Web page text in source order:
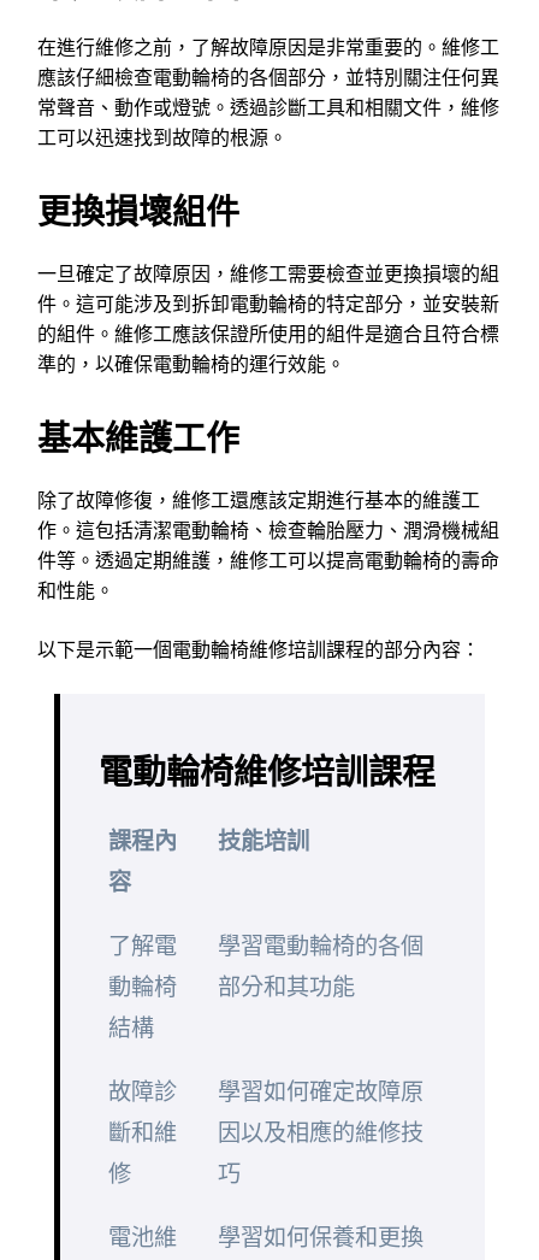
在進行維修之前，了解故障原因是非常重要的。維修工
應該仔細檢查電動輪椅的各個部分，並特別關注任何異
常聲音、動作或燈號。透過診斷工具和相關文件，維修
工可以迅速找到故障的根源。
更換損壞組件
一旦確定了故障原因，維修工需要檢查並更換損壞的組
件。這可能涉及到拆卸電動輪椅的特定部分，並安裝新
的組件。維修工應該保證所使用的組件是適合且符合標
準的，以確保電動輪椅的運行效能。
基本維護工作
除了故障修復，維修工還應該定期進行基本的維護工
作。這包括清潔電動輪椅、檢查輪胎壓力、潤滑機械組
件等。透過定期維護，維修工可以提高電動輪椅的壽命
和性能。
以下是示範一個電動輪椅維修培訓課程的部分內容：
電動輪椅維修培訓課程
課程內
容
技能培訓
了解電
動輪椅
結構
學習電動輪椅的各個
部分和其功能
故障診
斷和維
修
學習如何確定故障原
因以及相應的維修技
巧
電池維
學習如何保養和更換